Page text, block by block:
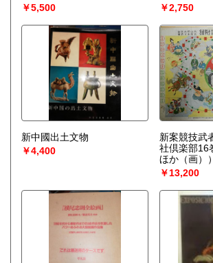
￥5,500
￥2,750
新中國出土文物
￥4,400
新案競技武
社倶楽部16
ほか（画））
￥13,200